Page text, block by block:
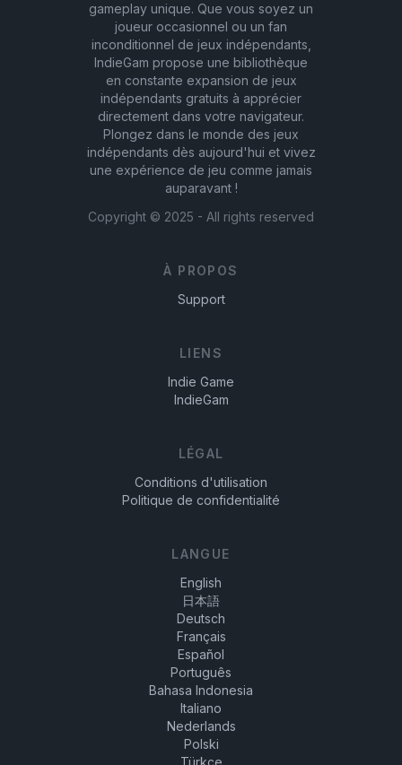
gameplay unique. Que vous soyez un
joueur occasionnel ou un fan
inconditionnel de jeux indépendants,
IndieGam propose une bibliothèque
en constante expansion de jeux
indépendants gratuits à apprécier
directement dans votre navigateur.
Plongez dans le monde des jeux
indépendants dès aujourd'hui et vivez
une expérience de jeu comme jamais
auparavant !
Copyright © 2025 - All rights reserved
À PROPOS
Support
LIENS
Indie Game
IndieGam
LÉGAL
Conditions d'utilisation
Politique de confidentialité
LANGUE
English
日本語
Deutsch
Français
Español
Português
Bahasa Indonesia
Italiano
Nederlands
Polski
Türkçe